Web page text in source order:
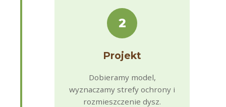
2
Projekt
Dobieramy model,
wyznaczamy strefy ochrony i
rozmieszczenie dysz.